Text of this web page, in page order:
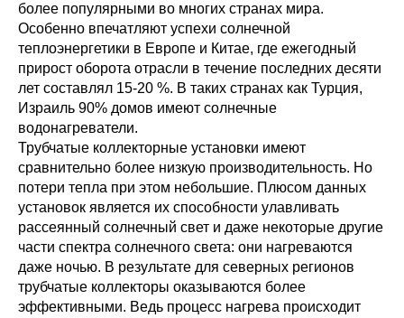
более популярными во многих странах мира.
Особенно впечатляют успехи солнечной
теплоэнергетики в Европе и Китае, где ежегодный
прирост оборота отрасли в течение последних десяти
лет составлял 15-20 %. В таких странах как Турция,
Израиль 90% домов имеют солнечные
водонагреватели.
Трубчатые коллекторные установки имеют
сравнительно более низкую производительность. Но
потери тепла при этом небольшие. Плюсом данных
установок является их способности улавливать
рассеянный солнечный свет и даже некоторые другие
части спектра солнечного света: они нагреваются
даже ночью. В результате для северных регионов
трубчатые коллекторы оказываются более
эффективными. Ведь процесс нагрева происходит